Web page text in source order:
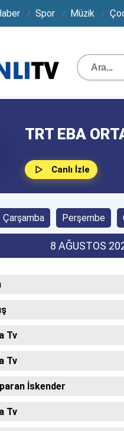
Spor Müzik
TRT EBA
Canlı İzle
Çarşamba Perşembe
8 AĞUSTOS
Tv
Tv
İskender
Tv